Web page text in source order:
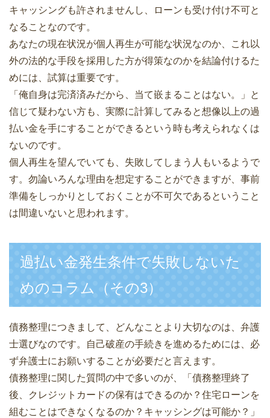
キャッシングも許されませんし、ローンも受け付け不可と
なることなのです。
あなたの現在状況が個人再生が可能な状況なのか、これ以
外の法的な手段を採用した方が得策なのかを結論付けるた
めには、試算は重要です。
「俺自身は完済済みだから、当て嵌まることはない。」と
信じて疑わない方も、実際に計算してみると想像以上の過
払い金を手にすることができるという時も考えられなくは
ないのです。
個人再生を望んでいても、失敗してしまう人もいるようで
す。勿論いろんな理由を想定することができますが、事前
準備をしっかりとしておくことが不可欠であるということ
は間違いないと思われます。
過払い金発生条件で失敗しないた
めのコラム（その3）
債務整理につきまして、どんなことより大切なのは、弁護
士選びなのです。自己破産の手続きを進めるためには、必
ず弁護士にお願いすることが必要だと言えます。
債務整理に関した質問の中で多いのが、「債務整理終了
後、クレジットカードの保有はできるのか？住宅ローンを
組むことはできなくなるのか？キャッシングは可能か？」